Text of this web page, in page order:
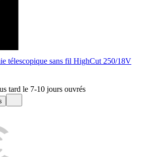
télescopique sans fil HighCut 250/18V
tard le 7-10 jours ouvrés